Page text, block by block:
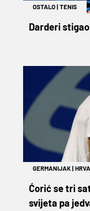
OSTALO|TENIS
Darderi
GERMANIJAK|
Ćorić se tri
svijeta pa